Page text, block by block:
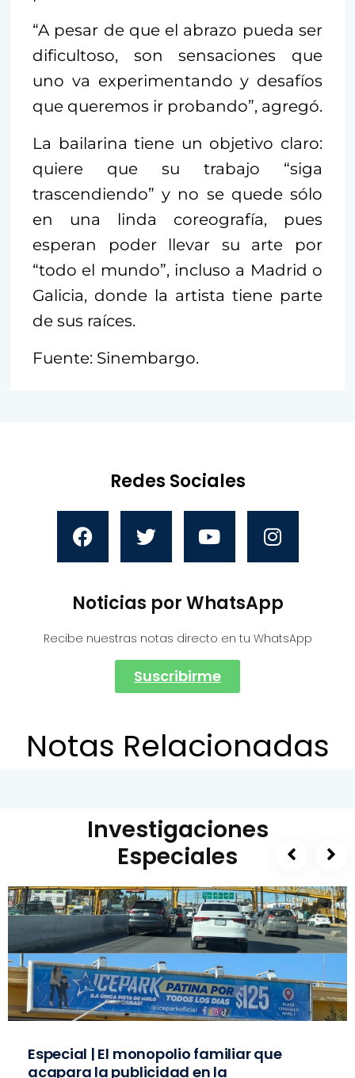
“A pesar de que el abrazo pueda ser
dificultoso, son sensaciones que
uno va experimentando y desafíos
que queremos ir probando”, agregó.
La bailarina tiene un objetivo claro:
quiere que su trabajo “siga
trascendiendo” y no se quede sólo
en una linda coreografía, pues
esperan poder llevar su arte por
“todo el mundo”, incluso a Madrid o
Galicia, donde la artista tiene parte
de sus raíces.
Fuente: Sinembargo.
Redes Sociales
Noticias por WhatsApp
Recibe nuestras notas directo en tu WhatsApp
Suscribirme
Notas Relacionadas
Investigaciones
Especiales
Especial | El monopolio familiar que
acapara la publicidad en la